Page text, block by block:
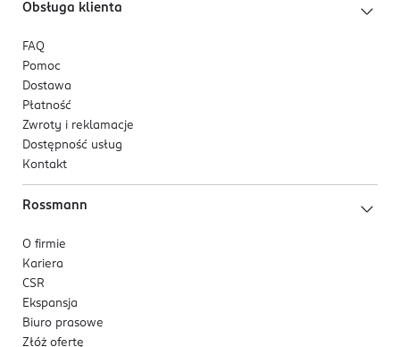
Obsługa klienta
FAQ
Pomoc
Dostawa
Płatność
Zwroty i reklamacje
Dostępność usług
Kontakt
Rossmann
O firmie
Kariera
CSR
Ekspansja
Biuro prasowe
Złóż ofertę